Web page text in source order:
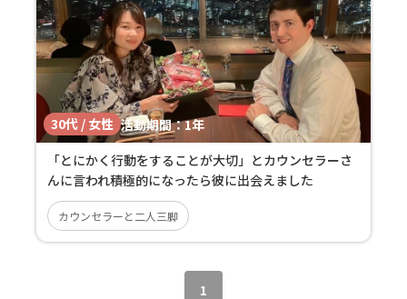
30代 / 女性 活動期間：1年
「とにかく行動をすることが大切」とカウンセラーさ
んに言われ積極的になったら彼に出会えました
カウンセラーと二人三脚
1